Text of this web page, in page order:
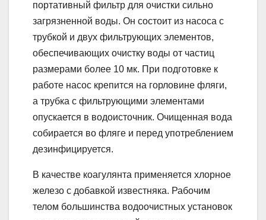
портативный фильтр для очистки сильно
загрязненной воды. Он состоит из насоса с
трубкой и двух фильтрующих элементов,
обеспечивающих очистку воды от частиц
размерами более 10 мк. При подготовке к
работе насос крепится на горловине фляги,
а трубка с фильтрующими элементами
опускается в водоисточник. Очищенная вода
собирается во фляге и перед употреблением
дезинфицируется.
В качестве коагулянта применяется хлорное
железо с добавкой известняка. Рабочим
телом большинства водоочистных установок